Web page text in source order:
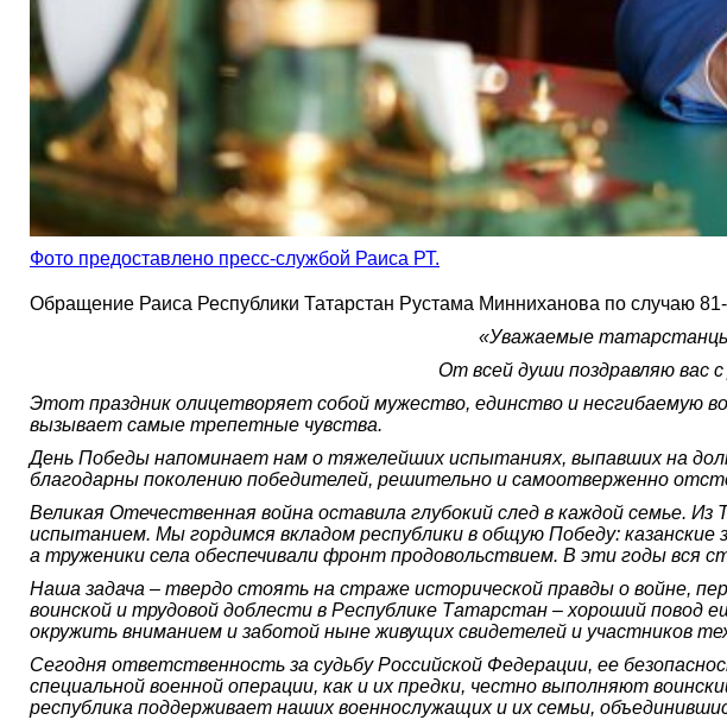
Фото предоставлено пресс-службой Раиса РТ.
Обращение Раиса Республики Татарстан Рустама Минниханова по случаю
«Уважаемые
От всей души поздравляю вас
Этот праздник олицетворяет собой мужество, единство и несгибаемую
вызывает самые трепетные чувства.
День Победы напоминает нам о тяжелейших испытаниях, выпавших на
благодарны поколению победителей, решительно и самоотверженно
Великая Отечественная война оставила глубокий след в каждой семье.
испытанием. Мы гордимся вкладом республики в общую Победу: казанские
а труженики села обеспечивали фронт продовольствием. В эти годы вся
Наша задача – твердо стоять на страже исторической правды о войне,
воинской и трудовой доблести в Республике Татарстан – хороший повод
окружить вниманием и заботой ныне живущих свидетелей и участников
Сегодня ответственность за судьбу Российской Федерации, ее
специальной военной операции, как и их предки, честно выполняют
республика поддерживает наших военнослужащих и их семьи,